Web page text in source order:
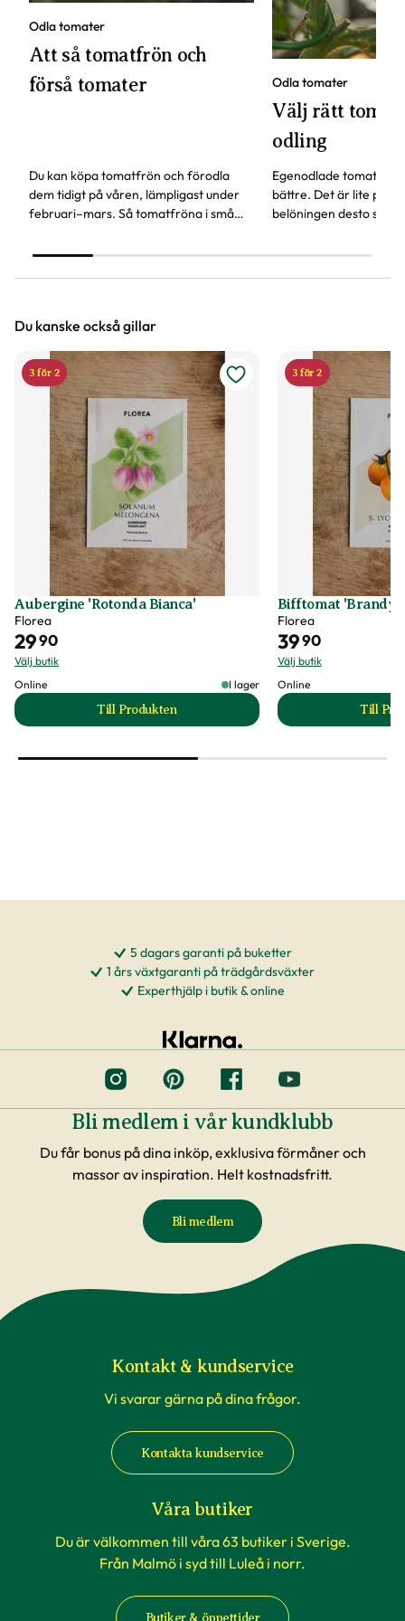
Odla tomater
Att så tomatfrön och
förså tomater
Du kan köpa tomatfrön och förodla
dem tidigt på våren, lämpligast under
februari–mars. Så tomatfröna i små
våra bästa tips.
Odla tomater
Välj rätt
odling
Egenodlade tomater
bättre. Det är lite
belöningen desto
tomat.
Du kanske också gillar
3 för 2
Aubergine 'Rotonda Bianca'
Florea
2990
Välj butik
Online
I lager
Till Produkten
till Aubergine 'Rotonda Bianca' produktsida
3 för 2
Bifftomat
Florea
3990
Välj butik
Online
Till
5 dagars garanti på buketter
1 års växtgaranti på trädgårdsväxter
Experthjälp i butik & online
Bli medlem i vår kundklubb
Du får bonus på dina inköp, exklusiva förmåner och
massor av inspiration. Helt kostnadsfritt.
Bli medlem
Kontakt & kundservice
Vi svarar gärna på dina frågor.
Kontakta kundservice
Våra butiker
Du är välkommen till våra 63 butiker i Sverige.
Från Malmö i syd till Luleå i norr.
Butiker & öppettider